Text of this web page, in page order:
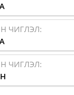
ЧИГЛЭЛ:
ЧИГЛЭЛ: